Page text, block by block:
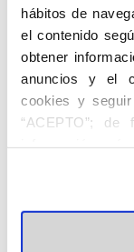
hábitos de
el contenido
obtener
anuncios y el
cookies y
“ACEPTO”;
información
en el botón
visitar nuestra
Autor
Centro